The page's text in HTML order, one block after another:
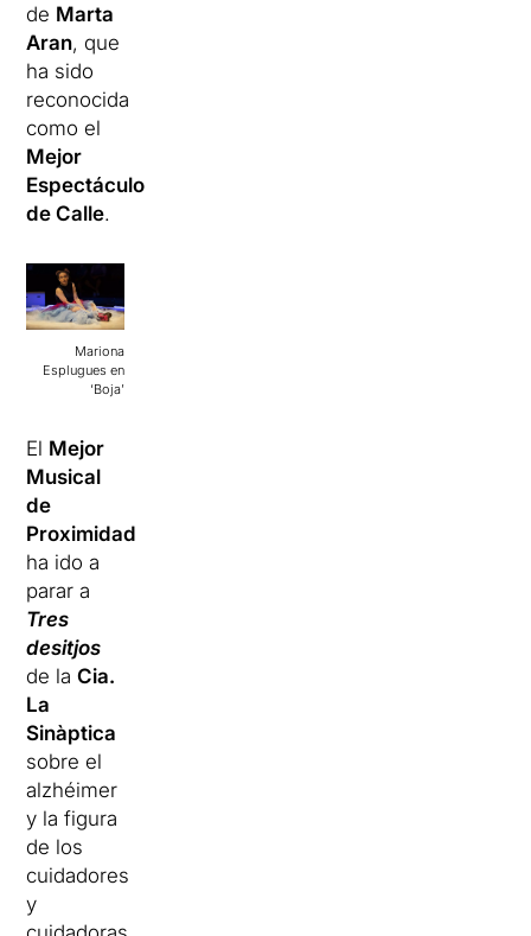
de Marta
Aran, que
ha sido
reconocida
como el
Mejor
Espectáculo
de Calle.
Mariona
Esplugues en
‘Boja’
El Mejor
Musical
de
Proximidad
ha ido a
parar a
Tres
desitjos
de laCia.
La
Sinàptica
sobre el
alzhéimer
y la figura
de los
cuidadores
y